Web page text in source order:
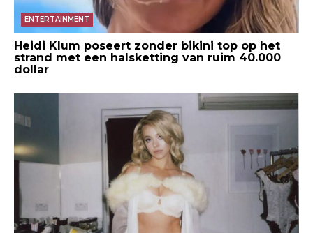
ENTERTAINMENT
Heidi Klum poseert zonder bikini top op het
strand met een halsketting van ruim 40.000
dollar